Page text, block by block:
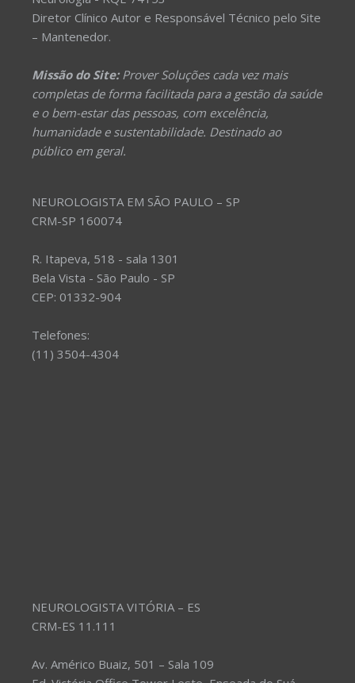
Diretor Clínico Autor e Responsável Técnico pelo Site
– Mantenedor.
Missão do Site:Prover Soluções cada vez mais
completas de forma facilitada para a gestão da saúde
e o bem-estar das pessoas, com excelência,
humanidade e sustentabilidade. Destinado ao
público em geral.
NEUROLOGISTA EM SÃO PAULO – SP
CRM-SP 160074
R. Itapeva, 518 - sala 1301
Bela Vista - São Paulo - SP
CEP: 01332-904
Telefones:
(11) 3504-4304
NEUROLOGISTA VITÓRIA – ES
CRM-ES 11.111
Av. Américo Buaiz, 501 – Sala 109